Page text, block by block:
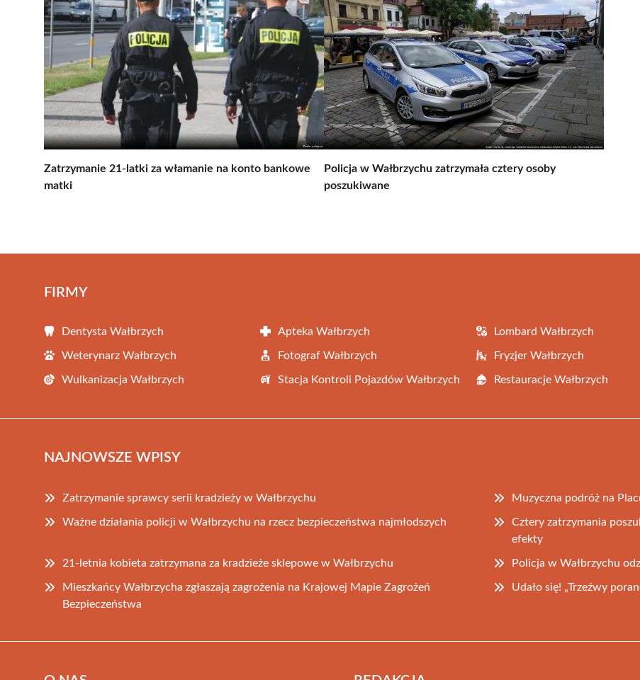
Zatrzymanie 21-latki za włamanie na konto bankowe
matki
Policja w Wałbrzychu zatrzymała cztery osoby
poszukiwane
FIRMY
Dentysta Wałbrzych Apteka Wałbrzych Lombard Wałbrzych
Weterynarz Wałbrzych Fotograf Wałbrzych Fryzjer Wałbrzych
Wulkanizacja Wałbrzych Stacja Kontroli Pojazdów Wałbrzych Restauracje Wałbrzych
NAJNOWSZE WPISY
Zatrzymanie sprawcy serii kradzieży w Wałbrzychu Muzyczna podróż na
Ważne działania policji w Wałbrzychu na rzecz bezpieczeństwa najmłodszych
Cztery zatrzymania
efekty
21-letnia kobieta zatrzymana za kradzieże sklepowe w Wałbrzychu Policja w Wałbrzychu
Mieszkańcy Wałbrzycha zgłaszają zagrożenia na Krajowej Mapie Zagrożeń
Bezpieczeństwa
Udało się! „Trzeźwy